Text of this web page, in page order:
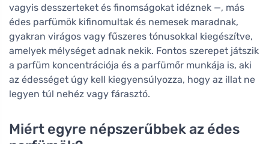
vagyis desszerteket és finomságokat idéznek —, más
édes parfümök kifinomultak és nemesek maradnak,
gyakran virágos vagy fűszeres tónusokkal kiegészítve,
amelyek mélységet adnak nekik. Fontos szerepet játszik
a parfüm koncentrációja és a parfümőr munkája is, aki
az édességet úgy kell kiegyensúlyozza, hogy az illat ne
legyen túl nehéz vagy fárasztó.
Miért egyre népszerűbbek az édes